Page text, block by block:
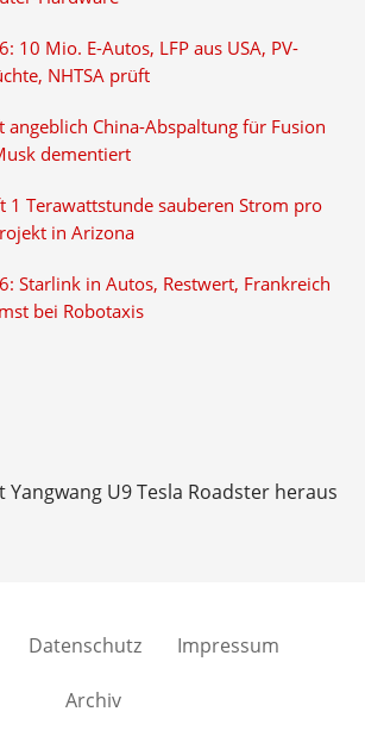
10 Mio. E-Autos, LFP aus USA, PV-
NHTSA prüft
angeblich China-Abspaltung für Fusion
dementiert
1 Terawattstunde sauberen Strom pro
in Arizona
Starlink in Autos, Restwert, Frankreich
bei Robotaxis
U9 Tesla Roadster heraus
Datenschutz Impressum
Archiv